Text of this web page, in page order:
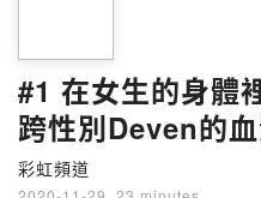
#1 在女生的身體
跨性別Deven的
彩虹頻道